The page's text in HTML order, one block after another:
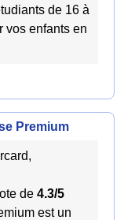
de 16 à
vos enfants en
Premium
de 4.3/5
est un